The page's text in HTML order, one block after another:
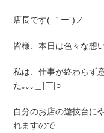
店長です( ｀ー´)ノ
皆様、本日は色々な想
私は、仕事が終わらず
た｡｡｡＿|￣|○
自分のお店の遊技台に
れますので